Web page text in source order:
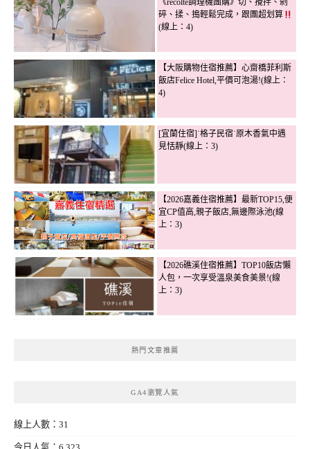
《recolte調理機團購》切、攪拌、剁
碎、揉、搗輕鬆完成，跟團超划算
(線上：4)
【大阪購物住宿推薦】心齋橋菲利斯
飯店Felice Hotel,平價可泡湯!(線上：
4)
[宜蘭住宿]˙格子民宿˙原木香氣中遇
見恬靜(線上：3)
【2026嘉義住宿推薦】最新TOP15,便
宜CP值高,親子飯店,無邊際泳池(線
上：3)
【2026礁溪住宿推薦】TOP10飯店懶
人包，一次享受溫泉美食美景!(線
上：3)
熱門文章推薦
GA4瀏覽人氣
線上人數：31